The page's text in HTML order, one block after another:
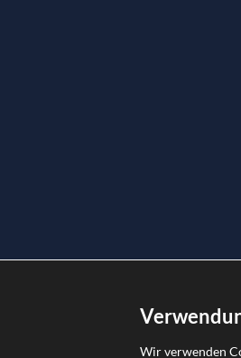
Wir verwenden